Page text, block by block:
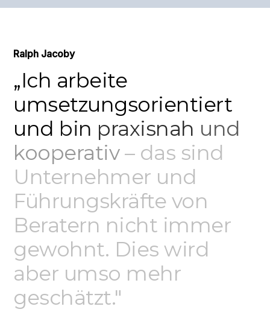
Ralph Jacoby
„Ich arbeite
umsetzungsorientiert
und bin praxisnah und
kooperativ – das sind
Unternehmer und
Führungskräfte von
Beratern nicht immer
gewohnt. Dies wird
aber umso mehr
geschätzt."